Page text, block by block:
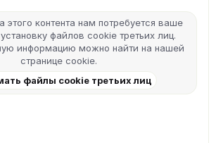
этого контента нам потребуется ваше
файлов cookie третьих лиц.
информацию можно найти на нашей
странице cookie.
файлы cookie третьих лиц